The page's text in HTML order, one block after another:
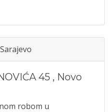
45 , Novo
robom u